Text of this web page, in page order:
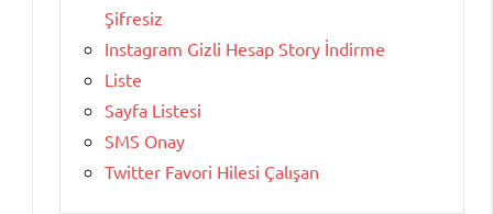
Şifresiz
Instagram Gizli Hesap Story İndirme
Liste
Sayfa Listesi
SMS Onay
Twitter Favori Hilesi Çalışan